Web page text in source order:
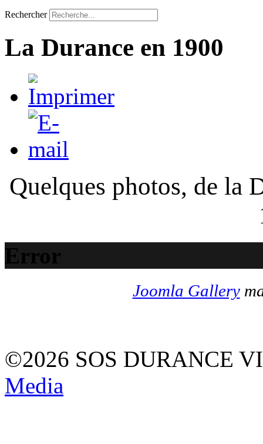
Rechercher
La Durance en 1900
Quelques photos, de la
Error
Joomla Gallery
©2026 SOS DURANCE
Media